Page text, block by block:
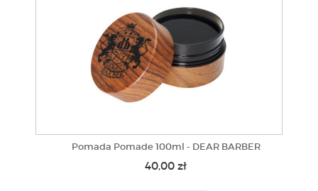
Pomada Pomade 100ml - DEAR BARBER
40,00 zł